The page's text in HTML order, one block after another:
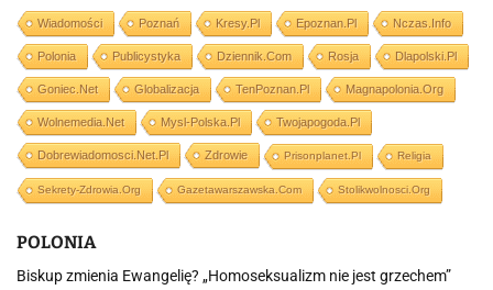
Wiadomości Poznań Kresy.pl Epoznan.pl Nczas.info
Polonia Publicystyka Dziennik.com Rosja Dlapolski.pl
Goniec.net Globalizacja TenPoznan.pl Magnapolonia.org
Wolnemedia.net Mysl-Polska.pl Twojapogoda.pl
Dobrewiadomosci.net.pl Zdrowie Prisonplanet.pl Religia
Sekrety-Zdrowia.org Gazetawarszawska.com Stolikwolnosci.org
POLONIA
Biskup zmienia Ewangelię? „Homoseksualizm nie jest grzechem”